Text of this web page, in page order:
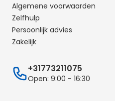
Algemene voorwaarden
Zelfhulp
Persoonlijk advies
Zakelijk
+31773211075
Open: 9:00 - 16:30